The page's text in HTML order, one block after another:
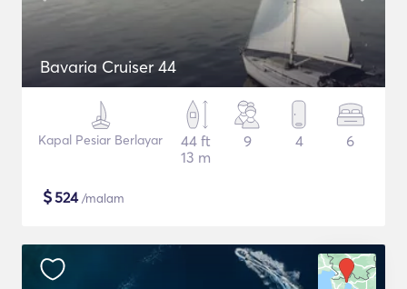
Bavaria Cruiser 44
Kapal Pesiar Berlayar
44 ft
13 m
9 4 6
$524/malam